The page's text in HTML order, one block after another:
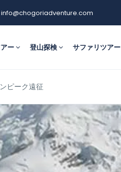
info@chogoriadventure.com
ー 登山探検 サファリツアー
ピーク遠征